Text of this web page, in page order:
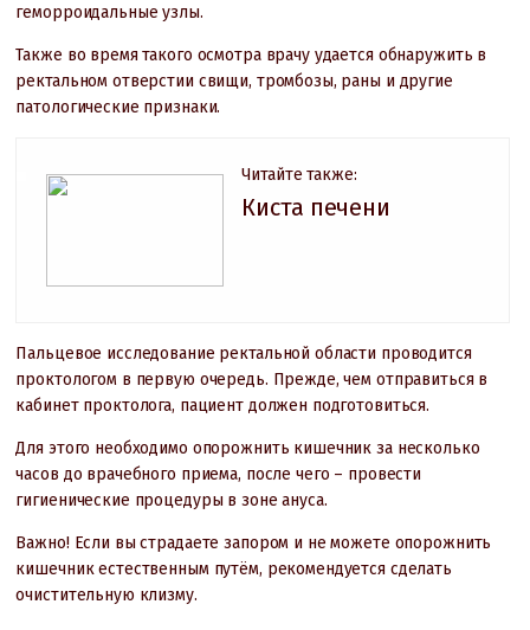
геморроидальные узлы.
Также во время такого осмотра врачу удается обнаружить в
ректальном отверстии свищи, тромбозы, раны и другие
патологические признаки.
Читайте также:
Киста печени
Пальцевое исследование ректальной области проводится
проктологом в первую очередь. Прежде, чем отправиться в
кабинет проктолога, пациент должен подготовиться.
Для этого необходимо опорожнить кишечник за несколько
часов до врачебного приема, после чего – провести
гигиенические процедуры в зоне ануса.
Важно! Если вы страдаете запором и не можете опорожнить
кишечник естественным путём, рекомендуется сделать
очистительную клизму.